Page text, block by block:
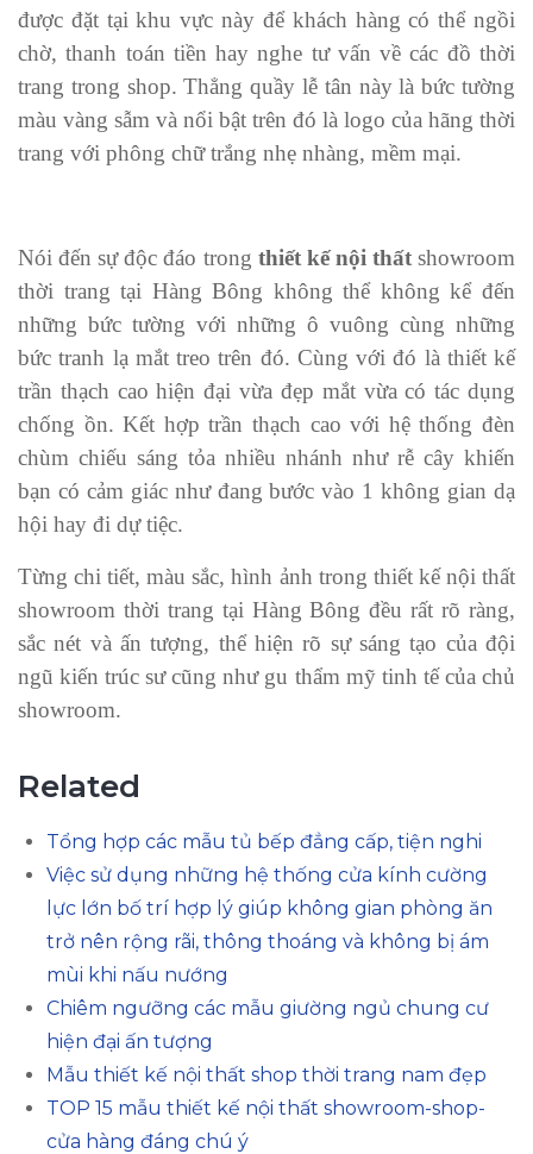
được đặt tại khu vực này để khách hàng có thể ngồi
chờ, thanh toán tiền hay nghe tư vấn về các đồ thời
trang trong shop. Thẳng quầy lễ tân này là bức tường
màu vàng sẫm và nổi bật trên đó là logo của hãng thời
trang với phông chữ trắng nhẹ nhàng, mềm mại.
Nói đến sự độc đáo trong thiết kế nội thấtshowroom
thời trang tại Hàng Bông không thể không kể đến
những bức tường với những ô vuông cùng những
bức tranh lạ mắt treo trên đó. Cùng với đó là thiết kế
trần thạch cao hiện đại vừa đẹp mắt vừa có tác dụng
chống ồn. Kết hợp trần thạch cao với hệ thống đèn
chùm chiếu sáng tỏa nhiều nhánh như rễ cây khiến
bạn có cảm giác như đang bước vào 1 không gian dạ
hội hay đi dự tiệc.
Từng chi tiết, màu sắc, hình ảnh trong thiết kế nội thất
showroom thời trang tại Hàng Bông đều rất rõ ràng,
sắc nét và ấn tượng, thể hiện rõ sự sáng tạo của đội
ngũ kiến trúc sư cũng như gu thẩm mỹ tinh tế của chủ
showroom.
Related
Tổng hợp các mẫu tủ bếp đẳng cấp, tiện nghi
Việc sử dụng những hệ thống cửa kính cường
lực lớn bố trí hợp lý giúp không gian phòng ăn
trở nên rộng rãi, thông thoáng và không bị ám
mùi khi nấu nướng
Chiêm ngưỡng các mẫu giường ngủ chung cư
hiện đại ấn tượng
Mẫu thiết kế nội thất shop thời trang nam đẹp
TOP 15 mẫu thiết kế nội thất showroom-shop-
cửa hàng đáng chú ý